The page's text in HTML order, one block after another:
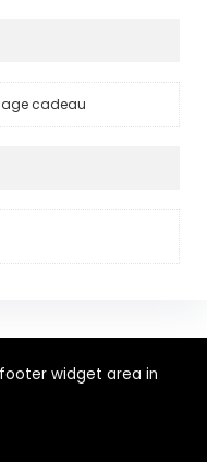
cadeau
widget area in